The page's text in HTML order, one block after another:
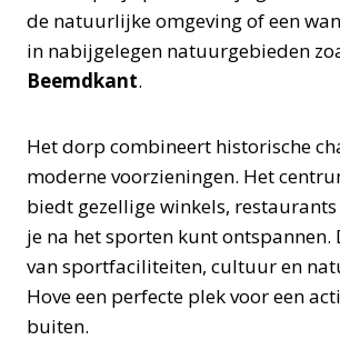
de natuurlijke omgeving of een
in nabijgelegen natuurgebieden
Beemdkant.
Het dorp combineert historische
moderne voorzieningen. Het
biedt gezellige winkels, restaurants
je na het sporten kunt ontspannen.
van sportfaciliteiten, cultuur en
Hove een perfecte plek voor een
buiten.